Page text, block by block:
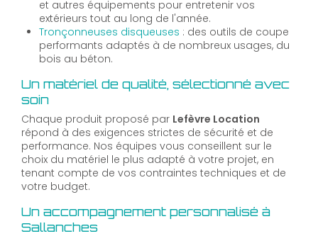
et autres équipements pour entretenir vos
extérieurs tout au long de l'année.
Tronçonneuses disqueuses : des outils de coupe
performants adaptés à de nombreux usages, du
bois au béton.
Un matériel de qualité, sélectionné avec
soin
Chaque produit proposé par Lefèvre Location
répond à des exigences strictes de sécurité et de
performance. Nos équipes vous conseillent sur le
choix du matériel le plus adapté à votre projet, en
tenant compte de vos contraintes techniques et de
votre budget.
Un accompagnement personnalisé à
Sallanches